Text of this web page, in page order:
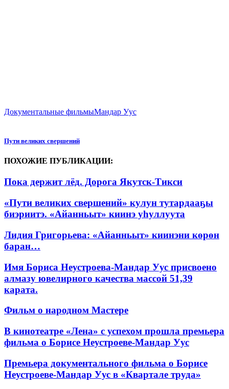
Документальные фильмыМандар Уус
Пути великих свершений
ПОХОЖИЕ ПУБЛИКАЦИИ:
Пока держит лёд. Дорога Якутск-Тикси
«Пути великих свершений» кулун тутардааҕы
биэриитэ. «Айанньыт» киинэ уһуллуута
Лидия Григорьева: «Айанньыт» киинэни көрөн
баран…
Имя Бориса Неустроева-Мандар Уус присвоено
алмазу ювелирного качества массой 51,39
карата.
Фильм о народном Мастере
В кинотеатре «Лена» с успехом прошла премьера
фильма о Борисе Неустроеве-Мандар Уус
Премьера документального фильма о Борисе
Неустроеве-Мандар Уус в «Квартале труда»